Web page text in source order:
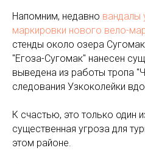
Напомним, недавно вандалы
маркировки нового вело-
стенды около озера
"Егоза-Сугомак" нанесен
выведена из работы тропа
следования Узкоколейки
К счастью, это только один
существенная угроза для
этом районе.